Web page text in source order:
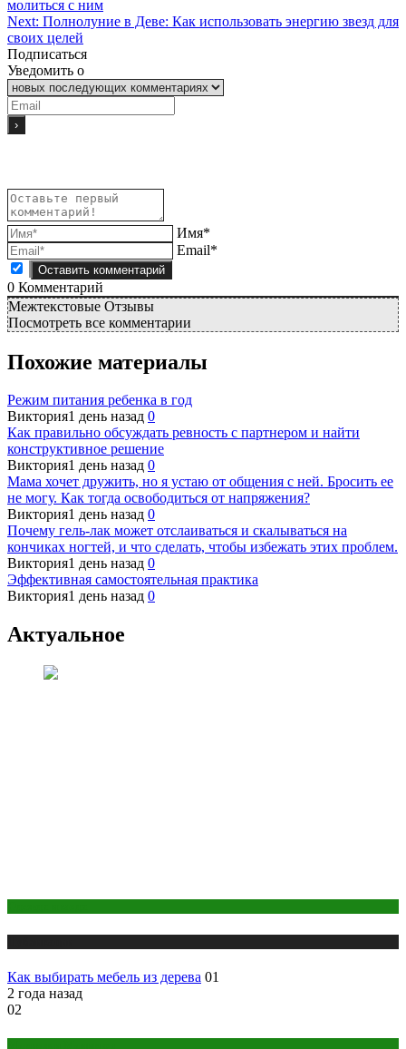
молиться с ним
Next: Полнолуние в Деве: Как использовать энергию звезд для
своих целей
Подписаться
Уведомить о
Имя*
Email*
0 Комментарий
Межтекстовые Отзывы
Посмотреть все комментарии
Похожие материалы
Режим питания ребенка в год
Виктория1 день назад 0
Как правильно обсуждать ревность с партнером и найти
конструктивное решение
Виктория1 день назад 0
Мама хочет дружить, но я устаю от общения с ней. Бросить ее
не могу. Как тогда освободиться от напряжения?
Виктория1 день назад 0
Почему гель-лак может отслаиваться и скалываться на
кончиках ногтей, и что сделать, чтобы избежать этих проблем.
Виктория1 день назад 0
Эффективная самостоятельная практика
Виктория1 день назад 0
Актуальное
Как выбирать мебель из дерева 01
2 года назад
02